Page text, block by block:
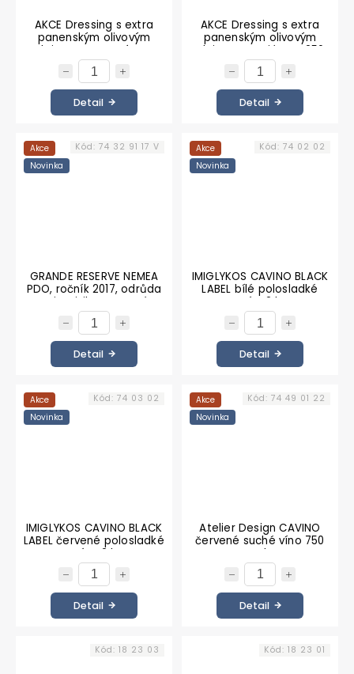
AKCE Dressing s extra
panenským olivovým
olejem a rozmarýnem
250 ml
Detail
AKCE Dressing s extra
panenským olivovým
olejem a tymiánem 250
ml
Detail
Akce
Novinka
GRANDE RESERVE NEMEA
PDO, ročník 2017, odrůda
Agiorgitiko, červené
suché víno 750 ml
Detail
Kód: 74 32 91 17 V
Akce
Novinka
IMIGLYKOS CAVINO BLACK
LABEL bílé polosladké
víno2 l
Detail
Kód: 74 02 02
Akce
Novinka
IMIGLYKOS CAVINO BLACK
LABEL červené polosladké
víno 2 l
Detail
Kód: 74 03 02
Akce
Novinka
Atelier Design CAVINO
červené suché víno 750
ml
Detail
Kód: 74 49 01 22
Kód: 18 23 03 Kód: 18 23 01